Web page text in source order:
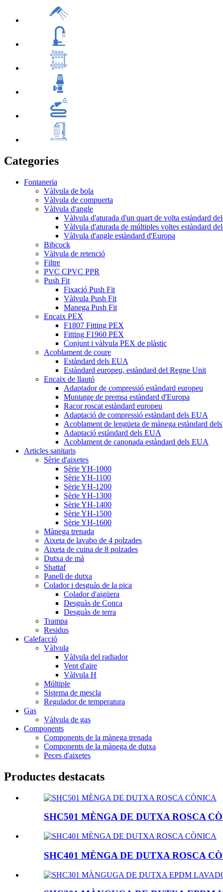
Categories
Fontaneria
Vàlvula de bola
Vàlvula de compuerta
Vàlvula d'angle
Vàlvula d'aturada d'un quart de volta estàndard
Vàlvula d'aturada de múltiples voltes estàndard
Vàlvula d'angle estàndard d'Europa
Bibcock
Vàlvula de retenció
Filtre
PVC CPVC PPR
Push Fit
Fixació Push Fit
Vàlvula Push Fit
Manega Push Fit
Encaix PEX
F1807 Fitting PEX
Fitting F1960 PEX
Conjunt i vàlvula PEX de plàstic
Acoblament de coure
Estàndard dels EUA
Estàndard europeu, estàndard del Regne Unit
Encaix de llautó
Adaptador de compressió estàndard europeu
Muntatge de premsa estàndard d'Europa
Racor roscat estàndard europeu
Adaptació de compressió estàndard dels EUA
Acoblament de lengüeta de mànega estàndard
Adaptació estàndard dels EUA
Acoblament de canonada estàndard dels EUA
Articles sanitaris
Sèrie d'aixetes
Sèrie YH-1000
Sèrie YH-1100
Sèrie YH-1200
Sèrie YH-1300
Sèrie YH-1400
Sèrie YH-1500
Sèrie YH-1600
Mànega trenada
Aixeta de lavabo de 4 polzades
Aixeta de cuina de 8 polzades
Dutxa de mà
Shattaf
Panell de dutxa
Colador i desguàs de la pica
Colador d'aigüera
Desguàs de Conca
Desguàs de terra
Trampa
Residus
Calefacció
Vàlvula
Vàlvula del radiador
Vent d'aire
Vàlvula H
Múltiple
Sistema de mescla
Regulador de temperatura
Gas
Vàlvula de gas
Components
Components de la mànega trenada
Components de la mànega de dutxa
Peces d'aixetes
Productes destacats
SHC501 MÈNGA DE DUTXA ROSCA
SHC401 MÈNGA DE DUTXA ROSCA